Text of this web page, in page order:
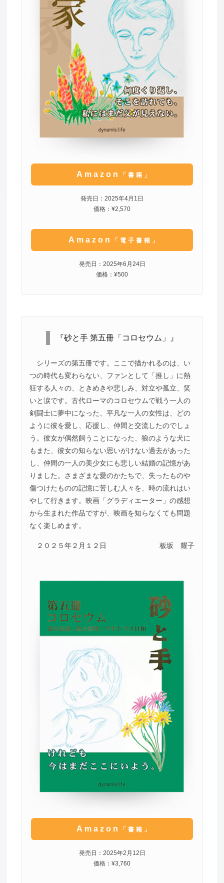
Amazon 「書籍」
発売日：2025年4月1日
価格：¥2,570
Amazon 「電子書籍」
発売日：2025年6月24日
価格：¥500
『砂と手 第五冊「コロセウム」』
シリーズの第五冊です。ここで描かれるのは、い
つの時代も変わらない、ファンとして「推し」に熱
狂する人々の、ときめきや悲しみ、対立や孤立、笑
いと涙です。古代ローマのコロセウムで戦う一人の
剣闘士に夢中になった、平凡な一人の女性は、どの
ように彼を愛し、応援し、仲間と交流したのでしょ
う。彼女が偶然飼うことになった、狼のような犬に
もまた、彼女の知らない思いがけない過去があった
し、仲間の一人の美少女にも悲しい結婚の記憶があ
りました。さまざまな愛のかたちで、失ったものや
傷つけたものの記憶に苦しむ人々を、時の流れはい
やして行きます。映画「グラディエーター」の感想
から生まれた作品ですが、映画を知らなくても問題
なく楽しめます。
２０２５年２月１２日 板坂 耀子
Amazon 「書籍」
発売日：2025年2月12日
価格：¥3,760